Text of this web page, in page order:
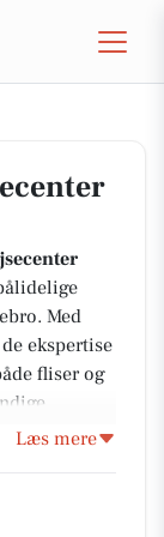
Med
ekspertise
fliser og
gør dem til
har brug
Læs mere